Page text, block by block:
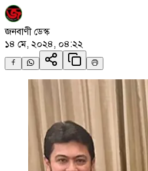
জনবাণী ডেস্ক
১৪ মে, ২০২৪, ০৪:২২